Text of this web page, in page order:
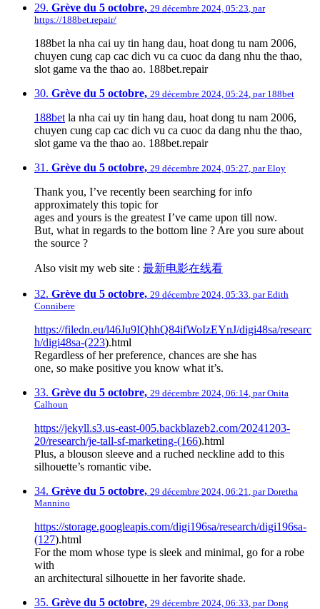
29. Grève du 5 octobre, 29 décembre 2024, 05:23 par
https://188bet.repair/
188bet la nha cai uy tin hang dau, hoat dong tu nam 2006,
chuyen cung cap cac dich vu ca cuoc da dang nhu the thao,
slot game va the thao ao. 188bet.repair
30. Grève du 5 octobre, 29 décembre 2024, 05:24 par 188bet
188bet la nha cai uy tin hang dau, hoat dong tu nam 2006,
chuyen cung cap cac dich vu ca cuoc da dang nhu the thao,
slot game va the thao ao. 188bet.repair
31. Grève du 5 octobre, 29 décembre 2024, 05:27 parEloy
Thank you, I’ve recently been searching for info
approximately this topic for
ages and yours is the greatest I’ve came upon till now.
But, what in regards to the bottom line ? Are you sure about
the source ?
Also visit my web site : 最新电影在线看
32. Grève du 5 octobre, 29 décembre 2024, 05:33 parEdith
Connibere
https://filedn.eu/l46Ju9IQhhQ84ifWoIzEYnJ/digi48sa/researc
h/digi48sa-(223).html
Regardless of her preference, chances are she has
one, so make positive you know what it’s.
33. Grève du 5 octobre, 29 décembre 2024, 06:14 parOnita
Calhoun
https://jekyll.s3.us-east-005.backblazeb2.com/20241203-
20/research/je-tall-sf-marketing-(166).html
Plus, a blouson sleeve and a ruched neckline add to this
silhouette’s romantic vibe.
34. Grève du 5 octobre, 29 décembre 2024, 06:21 parDoretha
Mannino
https://storage.googleapis.com/digi196sa/research/digi196sa-
(127).html
For the mom whose type is sleek and minimal, go for a robe
with
an architectural silhouette in her favorite shade.
35. Grève du 5 octobre, 29 décembre 2024, 06:33 parDong